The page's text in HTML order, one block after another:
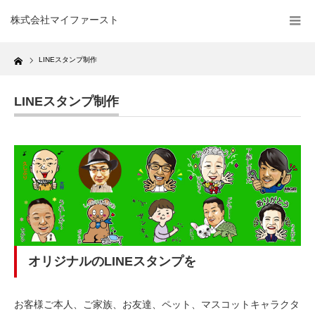
株式会社マイファースト
Home LINEスタンプ制作
LINEスタンプ制作
オリジナルのLINEスタンプを
お客様ご本人、ご家族、お友達、ペット、マスコットキャラクタ